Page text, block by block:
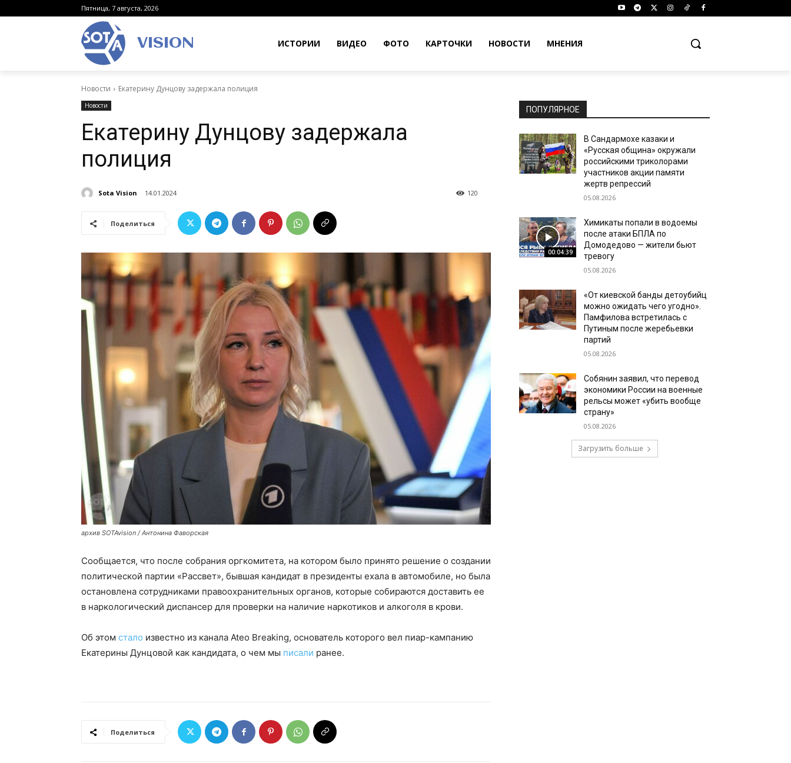
Пятница, 7 августа, 2026
VISION ИСТОРИИ ВИДЕО ФОТО КАРТОЧКИ НОВОСТИ МНЕНИЯ
Новости Екатерину Дунцову задержала полиция
Новости
Екатерину Дунцову задержала
полиция
Sota Vision 14.01.2024 120
Поделиться
архив SOTAvision / Антонина Фаворская
Сообщается, что после собрания оргкомитета, на котором было принято решение о создании
политической партии «Рассвет», бывшая кандидат в президенты ехала в автомобиле, но была
остановлена сотрудниками правоохранительных органов, которые собираются доставить ее
в наркологический диспансер для проверки на наличие наркотиков и алкоголя в крови.
Об этом стало известно из канала Ateo Breaking, основатель которого вел пиар-кампанию
Екатерины Дунцовой как кандидата, о чем мы писали ранее.
Поделиться
ПОПУЛЯРНОЕ
В Сандармохе казаки и
«Русская община» окружали
российскими триколорами
участников акции памяти
жертв репрессий
05.08.2026
00:04:39
Химикаты попали в водоемы
после атаки БПЛА по
Домодедово — жители бьют
тревогу
05.08.2026
«От киевской банды детоубийц
можно ожидать чего угодно».
Памфилова встретилась с
Путиным после жеребьевки
партий
05.08.2026
Собянин заявил, что перевод
экономики России на военные
рельсы может «убить вообще
страну»
05.08.2026
Загрузить больше